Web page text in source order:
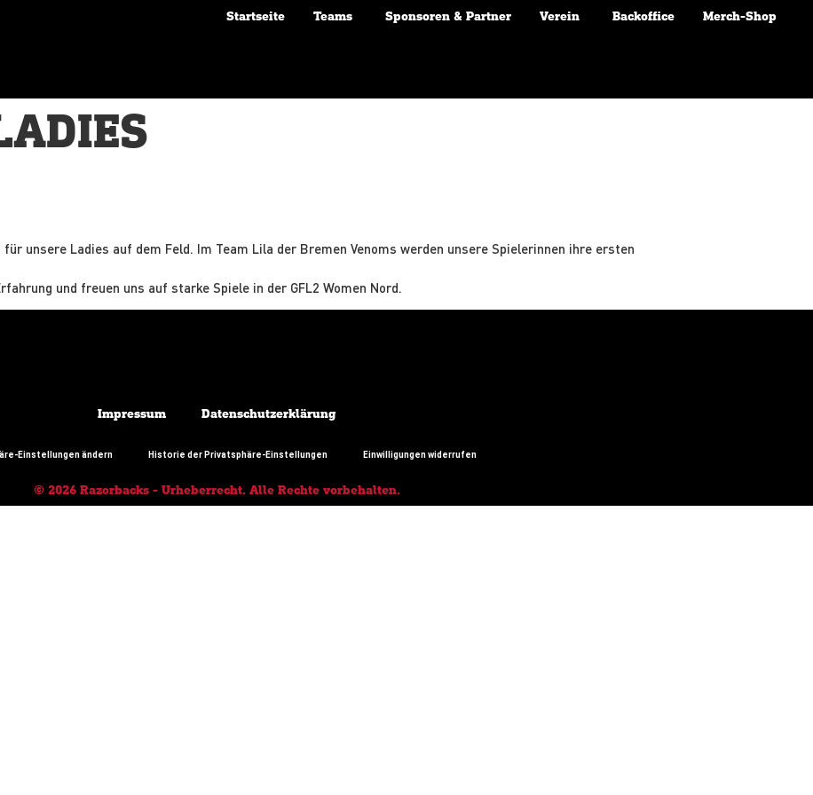
Startseite Teams Sponsoren & Partner Verein Backoffice Merch-Shop
unsere Ladies auf dem Feld. Im Team Lila der Bremen Venoms werden unsere Spielerinnen ihre ersten
und freuen uns auf starke Spiele in der GFL2 Women Nord.
Impressum Datenschutzerklärung
Einstellungen ändern Historie der Privatsphäre-Einstellungen Einwilligungen widerrufen
© 2026 Razorbacks - Urheberrecht. Alle Rechte vorbehalten.